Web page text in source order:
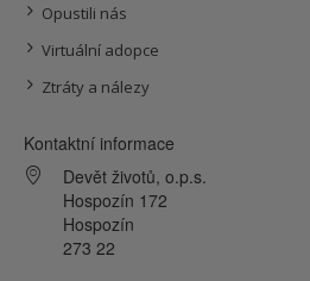
Opustili nás
Virtuální adopce
Ztráty a nálezy
Kontaktní informace
Devět životů, o.p.s.
Hospozín 172
Hospozín
273 22